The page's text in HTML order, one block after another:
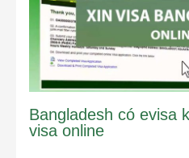
Bangladesh có evisa
visa online